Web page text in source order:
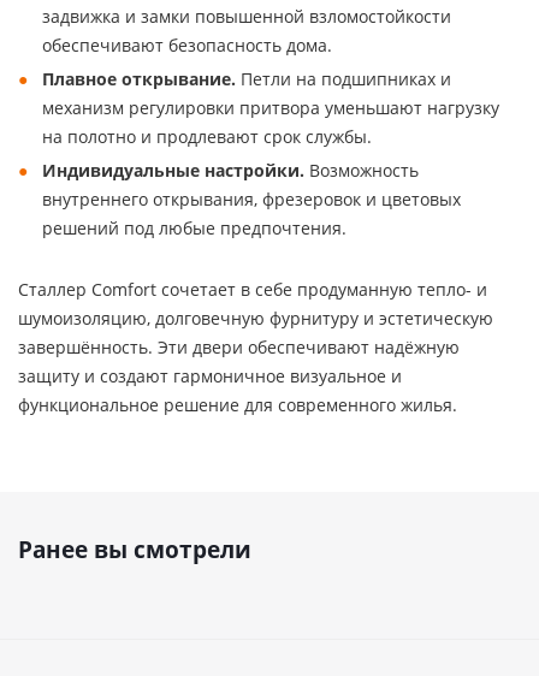
задвижка и замки повышенной взломостойкости
обеспечивают безопасность дома.
Плавное открывание. Петли на подшипниках и
механизм регулировки притвора уменьшают нагрузку
на полотно и продлевают срок службы.
Индивидуальные настройки. Возможность
внутреннего открывания, фрезеровок и цветовых
решений под любые предпочтения.
Сталлер Comfort сочетает в себе продуманную тепло- и
шумоизоляцию, долговечную фурнитуру и эстетическую
завершённость. Эти двери обеспечивают надёжную
защиту и создают гармоничное визуальное и
функциональное решение для современного жилья.
Ранее вы смотрели